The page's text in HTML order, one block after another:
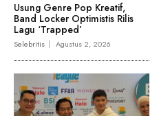
Usung Genre Pop Kreatif,
Band Locker Optimistis Rilis
Lagu ‘Trapped’
Selebritis Agustus 2, 2026